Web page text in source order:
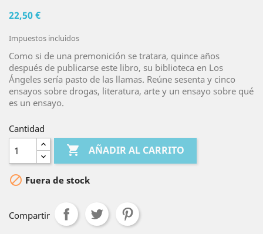
22,50 €
Impuestos incluidos
Como si de una premonición se tratara, quince años
después de publicarse este libro, su biblioteca en Los
Ángeles sería pasto de las llamas. Reúne sesenta y cinco
ensayos sobre drogas, literatura, arte y un ensayo sobre qué
es un ensayo.
Cantidad
 AÑADIR AL CARRITO
 Fuera de stock
Compartir